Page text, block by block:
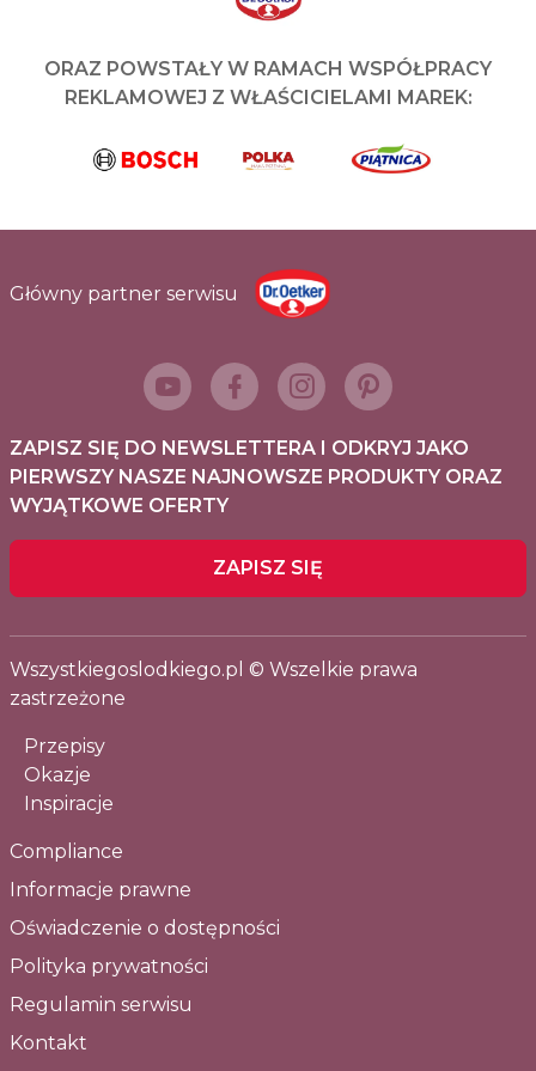
ORAZ POWSTAŁY W RAMACH WSPÓŁPRACY
REKLAMOWEJ Z WŁAŚCICIELAMI MAREK:
Główny partner serwisu
ZAPISZ SIĘ DO NEWSLETTERA I ODKRYJ JAKO
PIERWSZY NASZE NAJNOWSZE PRODUKTY ORAZ
WYJĄTKOWE OFERTY
ZAPISZ SIĘ
Wszystkiegoslodkiego.pl © Wszelkie prawa
zastrzeżone
Przepisy
Okazje
Inspiracje
Compliance
Informacje prawne
Oświadczenie o dostępności
Polityka prywatności
Regulamin serwisu
Kontakt